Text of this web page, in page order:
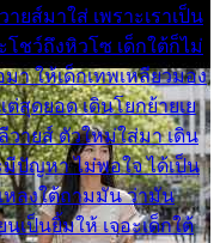
ยส์มาใส่ เพราะเราเป็น
โชว์ถึงหิวโซ เด็กใต้ก็ไม่
ให้เด็กเทพเหลียวมอง
สุดยอด เดินโยกย้ายเย
วายส์ ตัวใหม่ใส่มา เดิน
ปัญหา ไม่พอใจ ได้เป็น
หลงใต้ถามมัน ว่ามัน
เป็นยิ้มให้ เจอะเด็กใต้